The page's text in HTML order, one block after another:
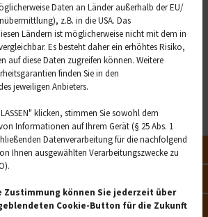
der 6-fach-
beim Baby
Reaktionen ist eine Erhöhung der
Fieber nach der 6-fach-Impfung
richtig deuten
°C
Das Fieber ist ein Teil der
Daten an Länder außerhalb der EU/
z.B. in die USA. Das
Ländern ist möglicherweise nicht mit dem in
Es besteht daher ein erhöhtes Risiko,
auf diese Daten zugreifen können. Weitere
finden Sie in den
jeweiligen Anbieters.
klicken, stimmen Sie sowohl dem
Informationen auf Ihrem Gerät (§ 25 Abs. 1
Datenverarbeitung für die nachfolgend
Ihnen ausgewählten Verarbeitungszwecke zu
können Sie jederzeit über
Cookie-Button für die Zukunft